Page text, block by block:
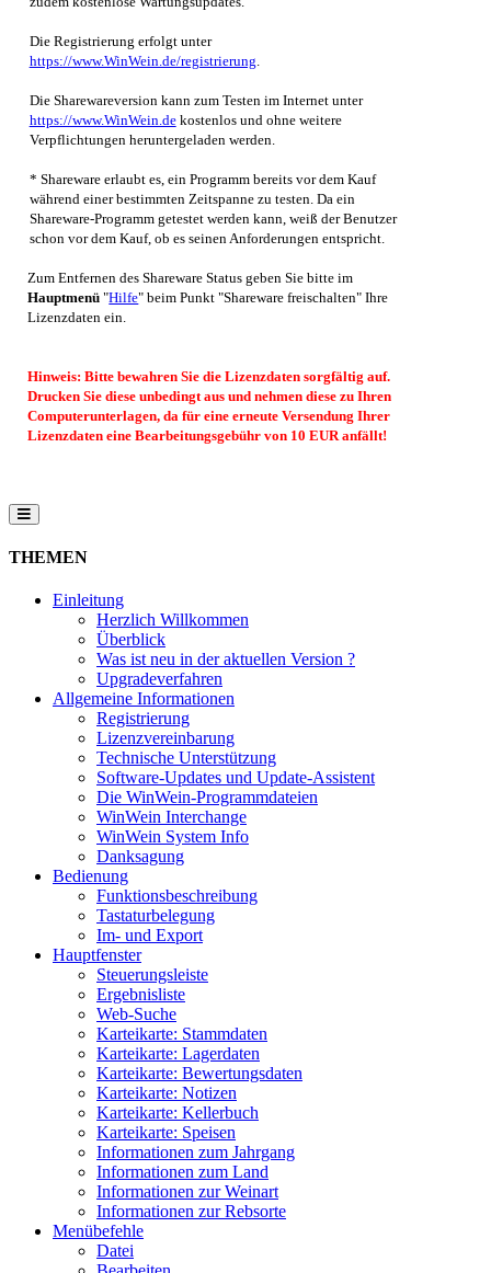
Die Registrierung erfolgt unter
https://www.WinWein.de/registrierung
Die Sharewareversion kann zum Testen im Internet unter
https://www.WinWein.dekostenlos und ohne weitere
Verpflichtungen heruntergeladen werden.
* Shareware erlaubt es, ein Programm bereits vor dem Kauf
während einer bestimmten Zeitspanne zu testen. Da ein
Shareware-Programm getestet werden kann, weiß der Benutzer
schon vor dem Kauf, ob es seinen Anforderungen entspricht.
Zum Entfernen des Shareware Status geben Sie bitte im
Hauptmenü "Hilfe" beim Punkt "Shareware freischalten" Ihre
Lizenzdaten ein.
Hinweis: Bitte bewahren Sie die Lizenzdaten sorgfältig auf.
Drucken Sie diese unbedingt aus und nehmen diese zu Ihren
Computerunterlagen, da für eine erneute Versendung Ihrer
Lizenzdaten eine Bearbeitungsgebühr von 10 EUR anfällt!
THEMEN
Einleitung
Herzlich Willkommen
Überblick
Was ist neu in der aktuellen Version ?
Upgradeverfahren
Allgemeine Informationen
Registrierung
Lizenzvereinbarung
Technische Unterstützung
Software-Updates und Update-Assistent
Die WinWein-Programmdateien
WinWein Interchange
WinWein System Info
Danksagung
Bedienung
Funktionsbeschreibung
Tastaturbelegung
Im- und Export
Hauptfenster
Steuerungsleiste
Ergebnisliste
Web-Suche
Karteikarte: Stammdaten
Karteikarte: Lagerdaten
Karteikarte: Bewertungsdaten
Karteikarte: Notizen
Karteikarte: Kellerbuch
Karteikarte: Speisen
Informationen zum Jahrgang
Informationen zum Land
Informationen zur Weinart
Informationen zur Rebsorte
Menübefehle
Datei